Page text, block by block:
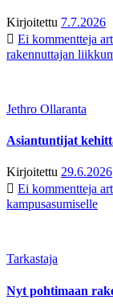
Kirjoitettu 7.7.2026
Ei kommentteja
rakennuttajan
Jethro Ollaranta
Asiantuntijat
Kirjoitettu 29.6.2026
Ei kommentteja
kampusasumiselle
Tarkastaja
Nyt pohtimaan